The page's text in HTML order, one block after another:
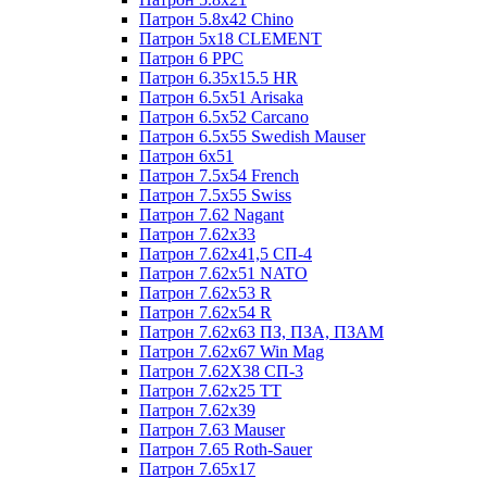
Патрон 5.8x42 Chino
Патрон 5x18 CLEMENT
Патрон 6 PPC
Патрон 6.35x15.5 HR
Патрон 6.5x51 Arisaka
Патрон 6.5x52 Cаrсаnо
Патрон 6.5x55 Swedish Mauser
Патрон 6x51
Патрон 7.5x54 French
Патрон 7.5x55 Swiss
Патрон 7.62 Nagant
Патрон 7.62x33
Патрон 7.62x41,5 СП-4
Патрон 7.62x51 NATO
Патрон 7.62x53 R
Патрон 7.62x54 R
Патрон 7.62x63 ПЗ, ПЗА, ПЗАМ
Патрон 7.62x67 Win Mag
Патрон 7.62Х38 СП-3
Патрон 7.62х25 TT
Патрон 7.62х39
Патрон 7.63 Mauser
Патрон 7.65 Roth-Sauer
Патрон 7.65x17